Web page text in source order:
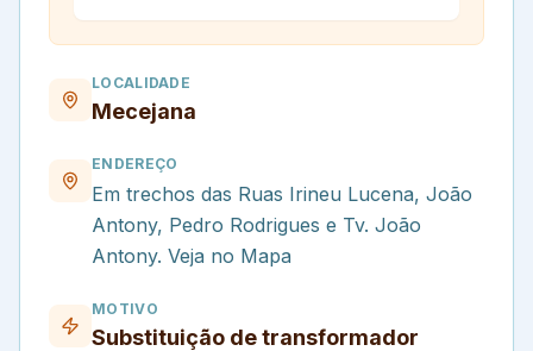
LOCALIDADE
Mecejana
ENDEREÇO
Em trechos das Ruas Irineu Lucena, João
Antony, Pedro Rodrigues e Tv. João
Antony. Veja no Mapa
MOTIVO
Substituição de transformador